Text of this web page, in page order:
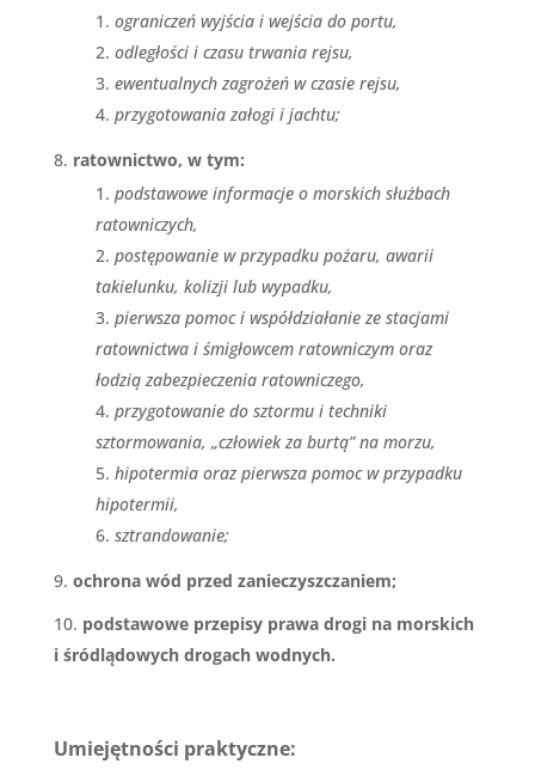
ograniczeń wyjścia i wejścia do portu,
odległości i czasu trwania rejsu,
ewentualnych zagrożeń w czasie rejsu,
przygotowania załogi i jachtu;
ratownictwo, w tym:
podstawowe informacje o morskich służbach
ratowniczych,
postępowanie w przypadku pożaru, awarii
takielunku, kolizji lub wypadku,
pierwsza pomoc i współdziałanie ze stacjami
ratownictwa i śmigłowcem ratowniczym oraz
łodzią zabezpieczenia ratowniczego,
przygotowanie do sztormu i techniki
sztormowania, „człowiek za burtą” na morzu,
hipotermia oraz pierwsza pomoc w przypadku
hipotermii,
sztrandowanie;
ochrona wód przed zanieczyszczaniem;
podstawowe przepisy prawa drogi na morskich
i śródlądowych drogach wodnych.
Umiejętności praktyczne: